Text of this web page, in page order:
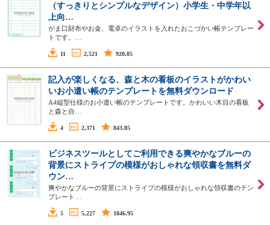
（すっきりとシンプルなデザイン）小学生・中学年以
上向…
がま口財布やお金、電卓のイラストを入れたおこづかい帳テンプレー
トです。…
11 2,521 920.85
記入が楽しくなる、森と木の看板のイラストがかわい
いお小遣い帳のテンプレートを無料ダウンロード
A4縦型仕様のお小遣い帳のテンプレートです。かわいい木目の看板
と森と自…
4 2,371 843.85
ビジネスツールとしてご利用できる爽やかなブルーの
背景にストライプの模様がおしゃれな領収書を無料ダ
ウン…
爽やかなブルーの背景にストライプの模様がおしゃれな領収書のテン
プレート…
5 5,227 1846.95